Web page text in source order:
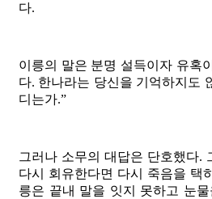
다.
이릉의 말은 분명 설득이자 유혹
다. 한나라는 당신을 기억하지도
디는가.”
그러나 소무의 대답은 단호했다.
다시 회유한다면 다시 죽음을 택
릉은 끝내 말을 잇지 못하고 눈